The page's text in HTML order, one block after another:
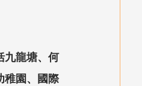
九龍塘、何
稚園、國際